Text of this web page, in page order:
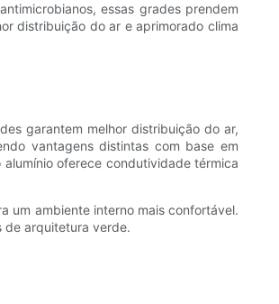
essas grades prendem
distribuição do ar e aprimorado clima
garantem melhor distribuição do ar,
vantagens distintas com base em
oferece condutividade térmica
um ambiente interno mais confortável.
de arquitetura verde.